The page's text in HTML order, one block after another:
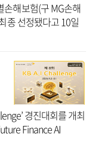
해보험(구 MG손해
종 선정됐다고 10일
선정은 OK금융그룹
경진대회를 개최
Finance AI
디어를 발굴하고 금